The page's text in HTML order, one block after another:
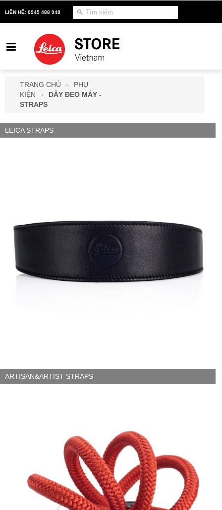
LIÊN HỆ: 0945 488 948
TRANG CHỦ >
PHỤ
KIỆN
>
DÂY ĐEO MÁY -
STRAPS
LEICA STRAPS
ARTISAN&ARTIST STRAPS